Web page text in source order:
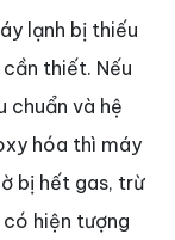
lạnh bị thiếu
thiết. Nếu
chuẩn và hệ
hóa thì máy
bị hết gas, trừ
hiện tượng